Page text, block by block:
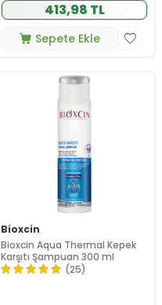
413,98 TL
Sepete Ekle
Bioxcin
Bioxcin Aqua Thermal Kepek
Karşıtı Şampuan 300 ml
(25)